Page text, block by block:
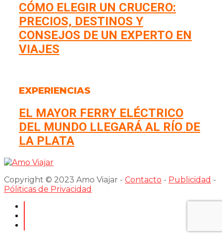
CÓMO ELEGIR UN CRUCERO:
PRECIOS, DESTINOS Y
CONSEJOS DE UN EXPERTO EN
VIAJES
EXPERIENCIAS
EL MAYOR FERRY ELÉCTRICO
DEL MUNDO LLEGARÁ AL RÍO DE
LA PLATA
Copyright © 2023 Amo Viajar - Contacto - Publicidad -
Póliticas de Privacidad